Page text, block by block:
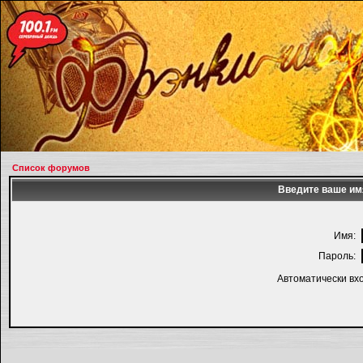
Список форумов
Введите ваше
Имя:
Пароль:
Автоматически